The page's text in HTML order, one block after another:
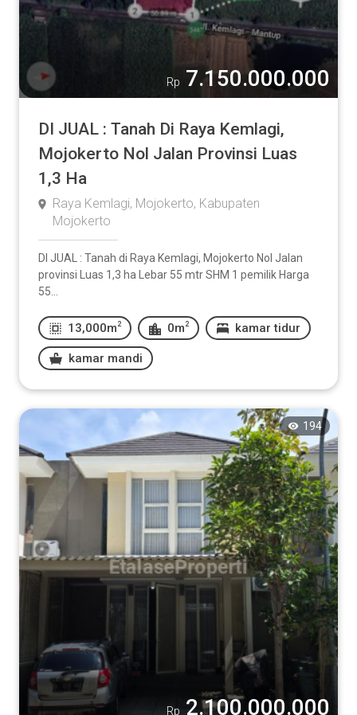
Rp 7.150.000.000
DI JUAL : Tanah Di Raya Kemlagi,
Mojokerto Nol Jalan Provinsi Luas
1,3 Ha
Raya Kemlagi, Mojokerto, Kabupaten
Mojokerto
DI JUAL : Tanah di Raya Kemlagi, Mojokerto Nol Jalan
provinsi Luas 1,3 ha Lebar 55 mtr SHM 1 pemilik Harga
55...
13,000m 2 0m 2 kamar tidur
kamar mandi
194
Rp 2.100.000.000